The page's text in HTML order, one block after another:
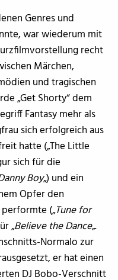
Genres und
war wiederum mit
recht
Märchen,
und tragischen
„Get Shorty“ dem
Fantasy mehr als
sich erfolgreich aus
hatte („The Little
sich für die
Boy„) und ein
Opfer den
performte („Tune for
„Believe the Dance„.
Normalo zur
er hat einen
DJ Bobo-Verschnitt